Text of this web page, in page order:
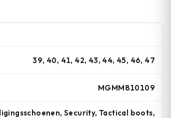
39, 40, 41, 42, 43, 44, 45, 46, 47
MGMM810109
Security, Tactical boots,